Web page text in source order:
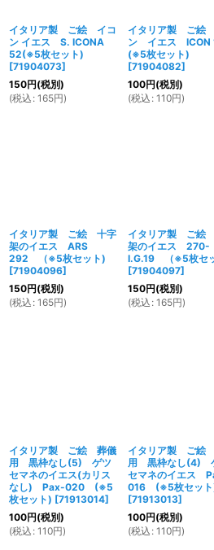
イタリア製 ご絵 イコ
ン イエス S. ICONA
52(※5枚セット)
[71904073]
150円(税別)
(税込 : 165円)
イタリア製 ご絵
ン イエス ICON
(※5枚セット)
[71904082]
100円(税別)
(税込 : 110円)
イタリア製 ご絵 十字
架のイエス ARS
292 （※5枚セット)
[71904096]
150円(税別)
(税込 : 165円)
イタリア製 ご絵
架のイエス 270-
I.G.19 （※5枚セ
[71904097]
150円(税別)
(税込 : 165円)
イタリア製 ご絵 葬儀
用 黒枠なし(5) ゲツ
セマネのイエス(カリス
なし) Pax-020 (※5
枚セット) [71913014]
100円(税別)
(税込 : 110円)
イタリア製 ご絵
用 黒枠なし(4)
セマネのイエス
016 (※5枚セッ
[71913013]
100円(税別)
(税込 : 110円)